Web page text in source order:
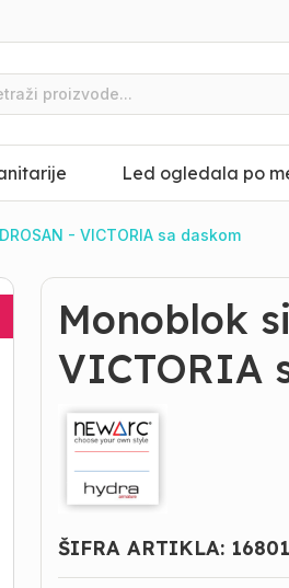
Led ogledala po
- VICTORIA sa daskom
Monoblok
VICTORIA
ŠIFRA ARTIKLA: 16801